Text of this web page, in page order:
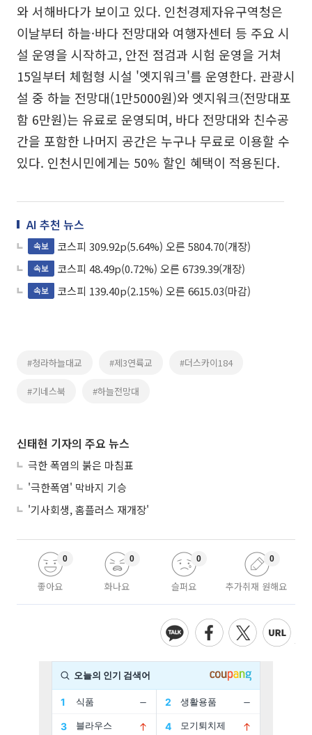
와 서해바다가 보이고 있다. 인천경제자유구역청은
이날부터 하늘·바다 전망대와 여행자센터 등 주요 시
설 운영을 시작하고, 안전 점검과 시험 운영을 거쳐
15일부터 체험형 시설 '엣지워크'를 운영한다. 관광시
설 중 하늘 전망대(1만5000원)와 엣지워크(전망대포
함 6만원)는 유료로 운영되며, 바다 전망대와 친수공
간을 포함한 나머지 공간은 누구나 무료로 이용할 수
있다. 인천시민에게는 50% 할인 혜택이 적용된다.
AI 추천 뉴스
속보 코스피 309.92p(5.64%) 오른 5804.70(개장)
속보 코스피 48.49p(0.72%) 오른 6739.39(개장)
속보 코스피 139.40p(2.15%) 오른 6615.03(마감)
#청라하늘대교 #제3연륙교 #더스카이184
#기네스북 #하늘전망대
신태현 기자의 주요 뉴스
극한 폭염의 붉은 마침표
'극한폭염' 막바지 기승
'기사회생, 홈플러스 재개장'
좋아요
0
화나요
0
슬퍼요
0
추가취재 원해요
0